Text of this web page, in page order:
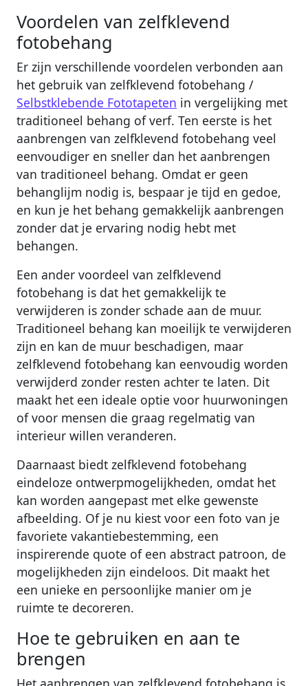
Voordelen van zelfklevend
fotobehang
Er zijn verschillende voordelen verbonden aan
het gebruik van zelfklevend fotobehang /
Selbstklebende Fototapeten in vergelijking met
traditioneel behang of verf. Ten eerste is het
aanbrengen van zelfklevend fotobehang veel
eenvoudiger en sneller dan het aanbrengen
van traditioneel behang. Omdat er geen
behanglijm nodig is, bespaar je tijd en gedoe,
en kun je het behang gemakkelijk aanbrengen
zonder dat je ervaring nodig hebt met
behangen.
Een ander voordeel van zelfklevend
fotobehang is dat het gemakkelijk te
verwijderen is zonder schade aan de muur.
Traditioneel behang kan moeilijk te verwijderen
zijn en kan de muur beschadigen, maar
zelfklevend fotobehang kan eenvoudig worden
verwijderd zonder resten achter te laten. Dit
maakt het een ideale optie voor huurwoningen
of voor mensen die graag regelmatig van
interieur willen veranderen.
Daarnaast biedt zelfklevend fotobehang
eindeloze ontwerpmogelijkheden, omdat het
kan worden aangepast met elke gewenste
afbeelding. Of je nu kiest voor een foto van je
favoriete vakantiebestemming, een
inspirerende quote of een abstract patroon, de
mogelijkheden zijn eindeloos. Dit maakt het
een unieke en persoonlijke manier om je
ruimte te decoreren.
Hoe te gebruiken en aan te
brengen